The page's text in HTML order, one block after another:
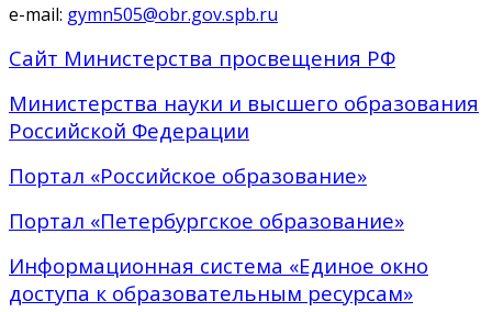
e-mail: gymn505@obr.gov.spb.ru
Сайт Министерства просвещения РФ
Министерства науки и высшего образования
Российской Федерации
Портал «Российское образование»
Портал «Петербургское образование»
Информационная система «Единое окно
доступа к образовательным ресурсам»